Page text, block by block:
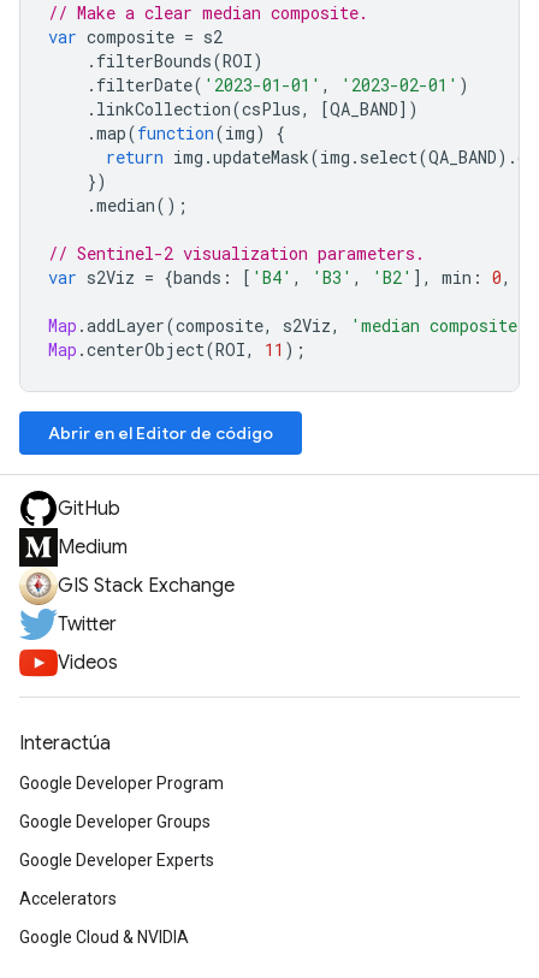
// Make a clear median composite.
var composite = s2
. filterBounds(ROI)
. filterDate( '2023-01-01' , '2023-02-01' )
. linkCollection(csPlus, [QA_BAND])
.map(function(img)
{
return img .updateMask(img . select(QA_BAND).
})
.median();
// Sentinel-2 visualization parameters.
var s2Viz = {bands : [ 'B4' , 'B3' , 'B2' ], min : 0,
Map .addLayer(composite, s2Viz, 'median composite'
Map .centerObject(ROI, 11 );
Abrir en el Editor de código
GitHub
Medium
GIS Stack Exchange
Twitter
Videos
Interactúa
Google Developer Program
Google Developer Groups
Google Developer Experts
Accelerators
Google Cloud & NVIDIA